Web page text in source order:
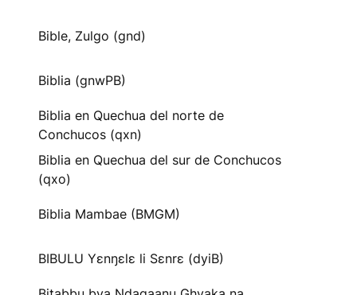
Bible, Zulgo (gnd)
Biblia (gnwPB)
Biblia en Quechua del norte de
Conchucos (qxn)
Biblia en Quechua del sur de Conchucos
(qxo)
Biblia Mambae (BMGM)
BIBULU Yɛnŋɛlɛ li Sɛnrɛ (dyiB)